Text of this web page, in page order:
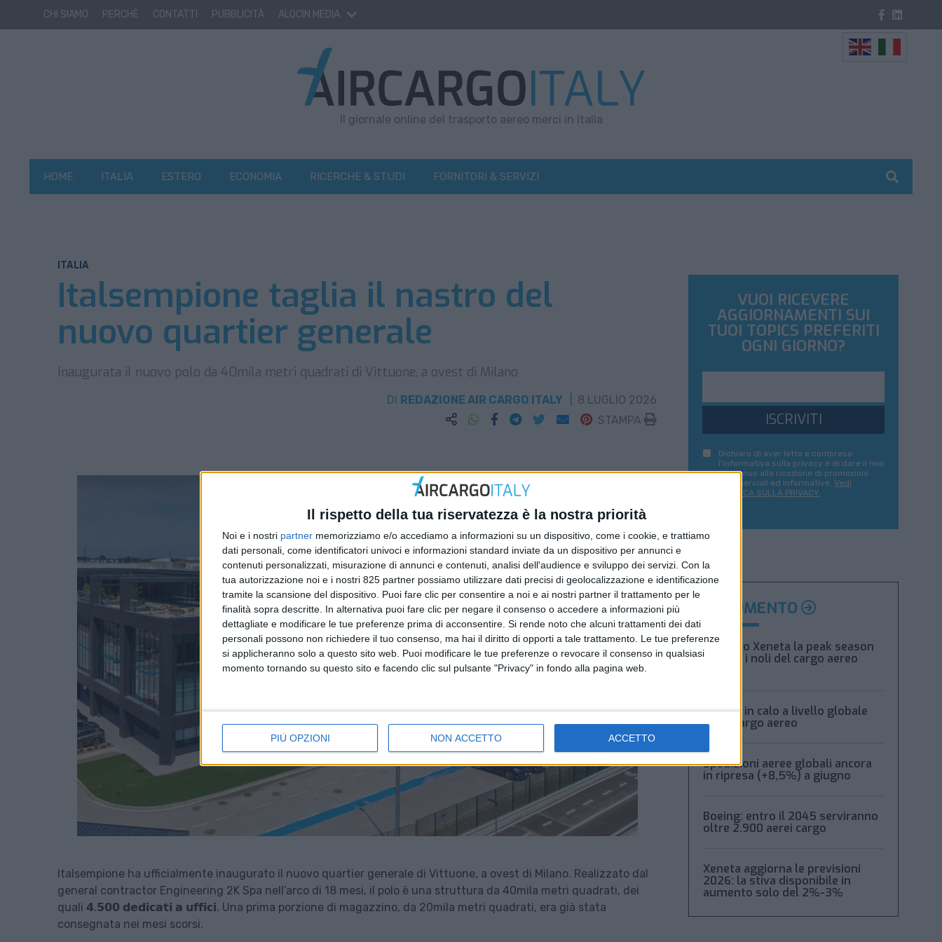
Il rispetto della tua riservatezza è la nostra priorità
Noi e i nostri partner memorizziamo e/o accediamo a informazioni su un dispositivo, come i cookie, e trattiamo
dati personali, come identificatori univoci e informazioni standard inviate da un dispositivo per annunci e
contenuti personalizzati, misurazione di annunci e contenuti, analisi dell'audience e sviluppo dei servizi. Con la
tua autorizzazione noi e i nostri 825 partner possiamo utilizzare dati precisi di geolocalizzazione e identificazione
tramite la scansione del dispositivo. Puoi fare clic per consentire a noi e ai nostri partner il trattamento per le
finalità sopra descritte. In alternativa puoi fare clic per negare il consenso o accedere a informazioni più
dettagliate e modificare le tue preferenze prima di acconsentire. Si rende noto che alcuni trattamenti dei dati
personali possono non richiedere il tuo consenso, ma hai il diritto di opporti a tale trattamento. Le tue preferenze
si applicheranno solo a questo sito web. Puoi modificare le tue preferenze o revocare il consenso in qualsiasi
momento tornando su questo sito e facendo clic sul pulsante "Privacy" in fondo alla pagina web.
PIÙ OPZIONI NON ACCETTO ACCETTO
CHI SIAMO PERCHÈ CONTATTI PUBBLICITÀ ALOCIN MEDIA
Il giornale online del trasporto aereo merci in Italia
HOME ITALIA ESTERO ECONOMIA RICERCHE & STUDI FORNITORI & SERVIZI
ITALIA
Italsempione taglia il nastro del
nuovo quartier generale
Inaugurata il nuovo polo da 40mila metri quadrati di Vittuone, a ovest di Milano
DI REDAZIONE AIR CARGO ITALY
8 LUGLIO 2026
STAMPA
Italsempione ha ufficialmente inaugurato il nuovo quartier generale di Vittuone, a ovest di Milano. Realizzato dal
general contractor Engineering 2K Spa nell’arco di 18 mesi, il polo è una struttura da 40mila metri quadrati, dei
quali 𝟰.𝟱𝟬𝟬 𝗱𝗲𝗱𝗶𝗰𝗮𝘁𝗶 𝗮 𝘂𝗳𝗳𝗶𝗰𝗶. Una prima porzione di magazzino, da 20mila metri quadrati, era già stata
consegnata nei mesi scorsi.
VUOI RICEVERE
AGGIORNAMENTI SUI
TUOI TOPICS PREFERITI
OGNI GIORNO?
ISCRIVITI
Dichiaro di aver letto e compreso
l'informativa sulla privacy e di dare il mio
consenso alla ricezione di promozioni
commerciali ed informative. Vedi
POLITICA SULLA PRIVACY.
ARGOMENTO
Secondo Xeneta la peak season
frena e i noli del cargo aereo
Volumi in calo a livello globale
per il cargo aereo
Spedizioni aeree globali ancora
in ripresa (+8,5%) a giugno
Boeing: entro il 2045 serviranno
oltre 2.900 aerei cargo
Xeneta aggiorna le previsioni
2026: la stiva disponibile in
aumento solo del 2%-3%